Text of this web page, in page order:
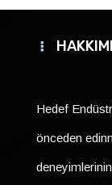
Hedef
önceden